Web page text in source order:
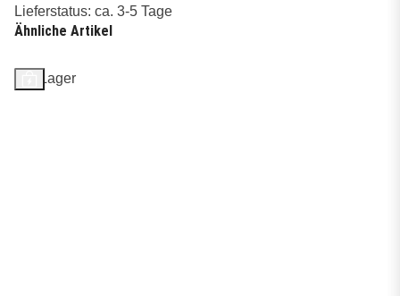
Lieferstatus: ca. 3-5 Tage
Ähnliche Artikel
Auf Lager